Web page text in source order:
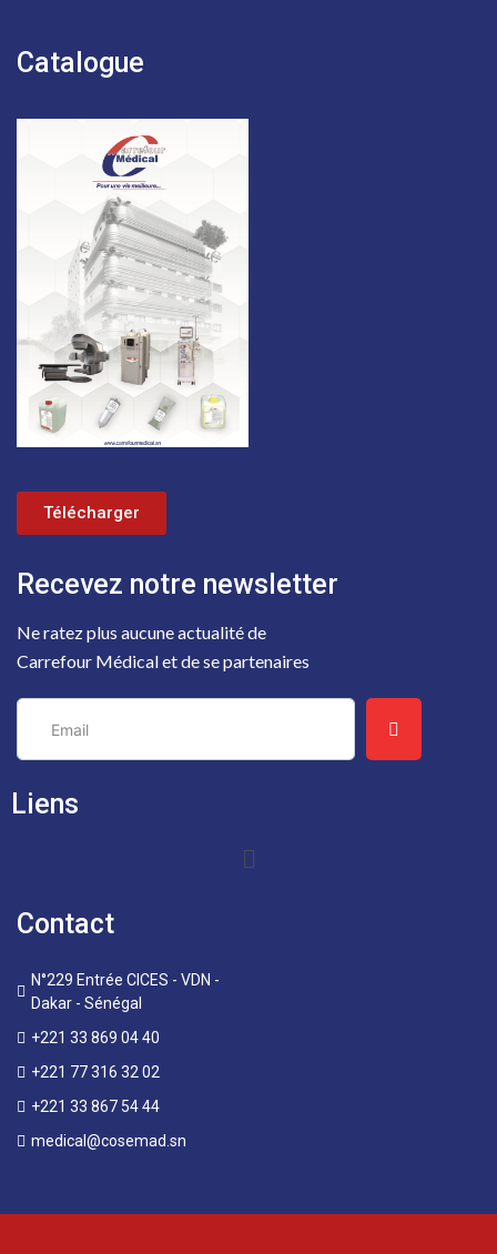
Contact
N°229 Entrée CICES - VDN -
Dakar - Sénégal
+221 33 869 04 40
+221 77 316 32 02
+221 33 867 54 44
medical@cosemad.sn
Liens
Recevez notre newsletter
Ne ratez plus aucune actualité de
Carrefour Médical et de se partenaires
Catalogue
Télécharger